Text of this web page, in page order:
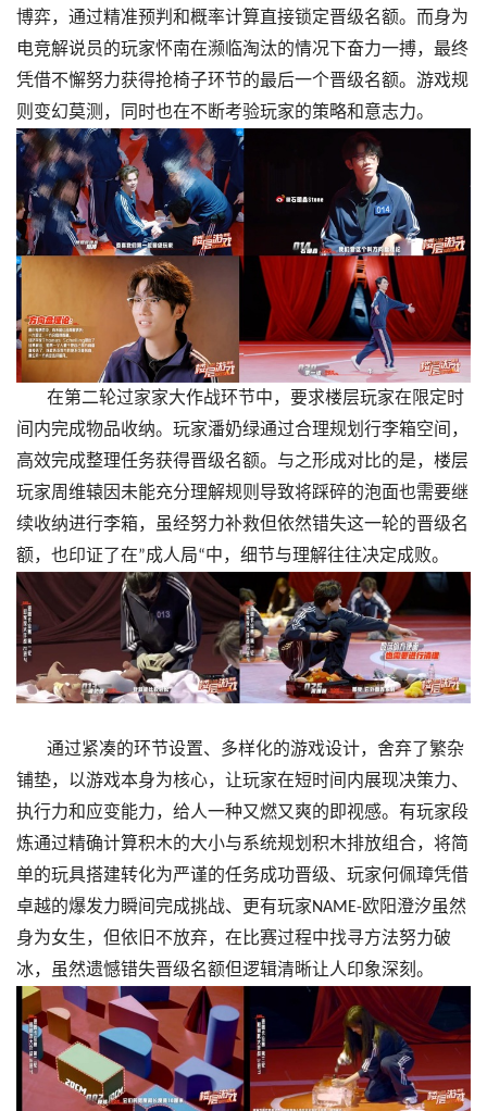
博弈，通过精准预判和概率计算直接锁定晋级名额。而身为
电竞解说员的玩家怀南在濒临淘汰的情况下奋力一搏，最终
凭借不懈努力获得抢椅子环节的最后一个晋级名额。游戏规
则变幻莫测，同时也在不断考验玩家的策略和意志力。
在第二轮过家家大作战环节中，要求楼层玩家在限定时
间内完成物品收纳。玩家潘奶绿通过合理规划行李箱空间，
高效完成整理任务获得晋级名额。与之形成对比的是，楼层
玩家周维辕因未能充分理解规则导致将踩碎的泡面也需要继
续收纳进行李箱，虽经努力补救但依然错失这一轮的晋级名
额，也印证了在”成人局“中，细节与理解往往决定成败。
通过紧凑的环节设置、多样化的游戏设计，舍弃了繁杂
铺垫，以游戏本身为核心，让玩家在短时间内展现决策力、
执行力和应变能力，给人一种又燃又爽的即视感。有玩家段
炼通过精确计算积木的大小与系统规划积木排放组合，将简
单的玩具搭建转化为严谨的任务成功晋级、玩家何佩璋凭借
卓越的爆发力瞬间完成挑战、更有玩家NAME-欧阳澄汐虽然
身为女生，但依旧不放弃，在比赛过程中找寻方法努力破
冰，虽然遗憾错失晋级名额但逻辑清晰让人印象深刻。